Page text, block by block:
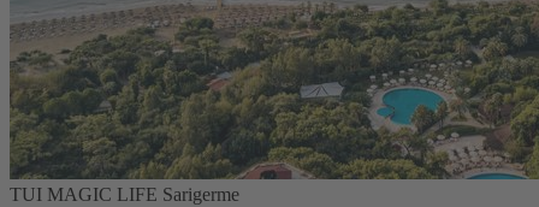
TUI MAGIC LIFE Sarigerme